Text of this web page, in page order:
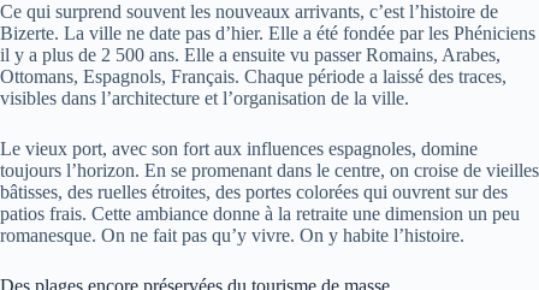
Ce qui surprend souvent les nouveaux arrivants, c’est l’histoire de
Bizerte. La ville ne date pas d’hier. Elle a été fondée par les Phéniciens
il y a plus de 2 500 ans. Elle a ensuite vu passer Romains, Arabes,
Ottomans, Espagnols, Français. Chaque période a laissé des traces,
visibles dans l’architecture et l’organisation de la ville.
Le vieux port, avec son fort aux influences espagnoles, domine
toujours l’horizon. En se promenant dans le centre, on croise de vieilles
bâtisses, des ruelles étroites, des portes colorées qui ouvrent sur des
patios frais. Cette ambiance donne à la retraite une dimension un peu
romanesque. On ne fait pas qu’y vivre. On y habite l’histoire.
Des plages encore préservées du tourisme de masse